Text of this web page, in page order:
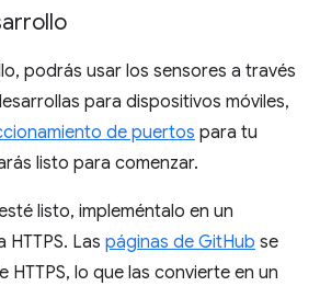
podrás usar los sensores a través
para dispositivos móviles,
de puertos para tu
listo para comenzar.
listo, impleméntalo en un
Las páginas de GitHub se
HTTPS, lo que las convierte en un